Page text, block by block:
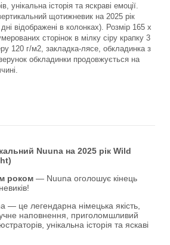
унікальна історія та яскраві емоції.
щотижневик на 2025 рік
відображені в колонках). Розмір 165 x
сторінок в мілку сіру крапку 3
120 г/м2, закладка-лясе, обкладинка з
обкладинки продовжується на
Nuuna на 2025 рік Wild
роком — Nuuna оголошує кінець
— це легендарна німецька якість,
наповнення, приголомшливий
унікальна історія та яскаві